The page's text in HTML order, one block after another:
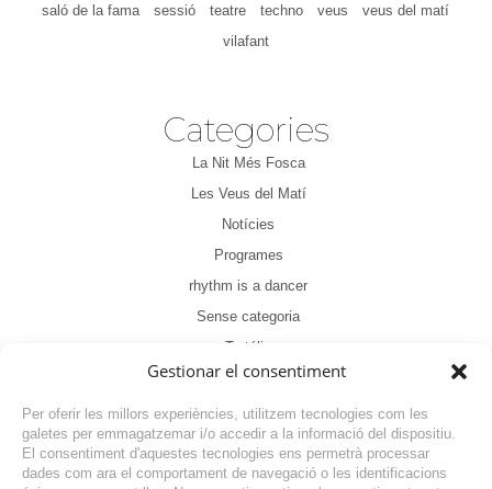
Gestionar el consentiment
Per oferir les millors experiències, utilitzem tecnologies com les
galetes per emmagatzemar i/o accedir a la informació del dispositiu.
El consentiment d'aquestes tecnologies ens permetrà processar
dades com ara el comportament de navegació o les identificacions
saló de la fama
sessió teatre techno veus
veus del matí
vilafant
Categories
La Nit Més Fosca
Les Veus del Matí
Notícies
Programes
rhythm is a dancer
Sense categoria
Tertúlia